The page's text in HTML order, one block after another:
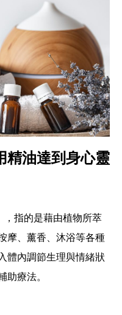
精油達到身心靈
，指的是藉由植物所萃
摩、薰香、沐浴等各種
體內調節生理與情緒狀
助療法。